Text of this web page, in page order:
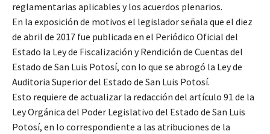
reglamentarias aplicables y los acuerdos plenarios.
En la exposición de motivos el legislador señala que el diez
de abril de 2017 fue publicada en el Periódico Oficial del
Estado la Ley de Fiscalización y Rendición de Cuentas del
Estado de San Luis Potosí, con lo que se abrogó la Ley de
Auditoria Superior del Estado de San Luis Potosí.
Esto requiere de actualizar la redacción del artículo 91 de la
Ley Orgánica del Poder Legislativo del Estado de San Luis
Potosí, en lo correspondiente a las atribuciones de la